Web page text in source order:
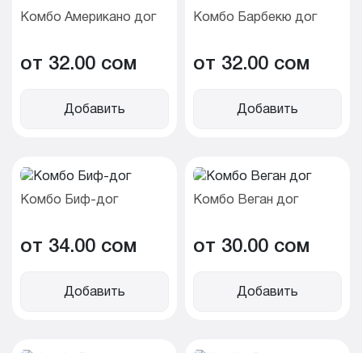
Комбо Американо дог
от 32.00 cом
Добавить
Комбо Барбекю дог
от 32.00 cом
Добавить
Комбо Биф-дог
от 34.00 cом
Добавить
Комбо Веган дог
от 30.00 cом
Добавить